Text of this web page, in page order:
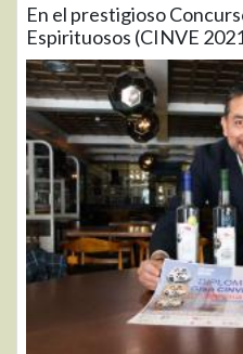
En el prestigioso
Espirituosos (CINVE